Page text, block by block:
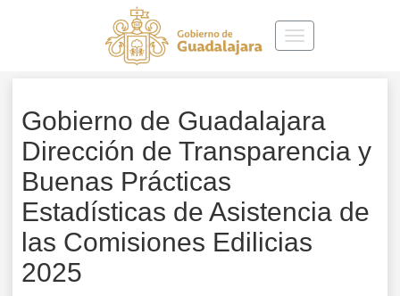
Toggle
navigation
Gobierno de Guadalajara
Dirección de Transparencia y
Buenas Prácticas
Estadísticas de Asistencia de
las Comisiones Edilicias
2025